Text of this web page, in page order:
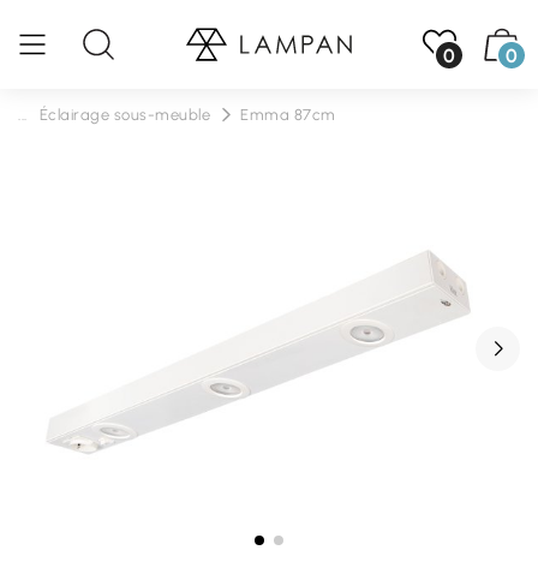
0 0
Éclairage sous-meuble Emma 87cm